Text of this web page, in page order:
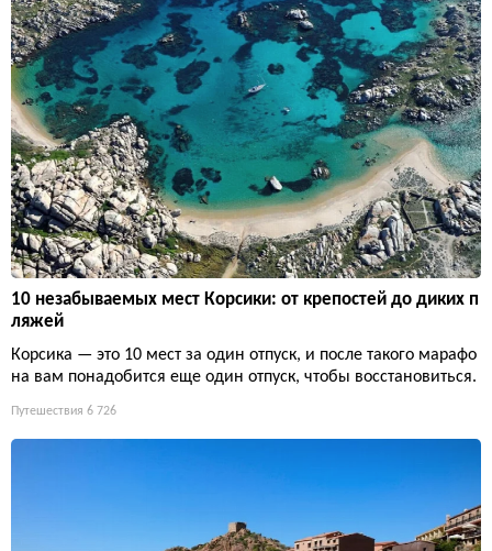
10 незабываемых мест Корсики: от крепостей до диких п
ляжей
Корсика — это 10 мест за один отпуск, и после такого марафо
на вам понадобится еще один отпуск, чтобы восстановиться.
Путешествия 6 726